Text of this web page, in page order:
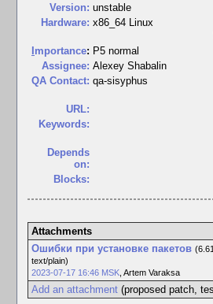
Version: unstable
Hardware: x86_64 Linux
mportance: P5 normal
Assignee: Alexey Shabalin
QA Contact: qa-sisyphus
URL:
Keywords:
Depends
on:
Blocks:
Attachments
Ошибки при установке пакетов
text/plain)
2023-07-17 16:46 MSK, Artem Varaksa
Add an attachment(proposed patch,